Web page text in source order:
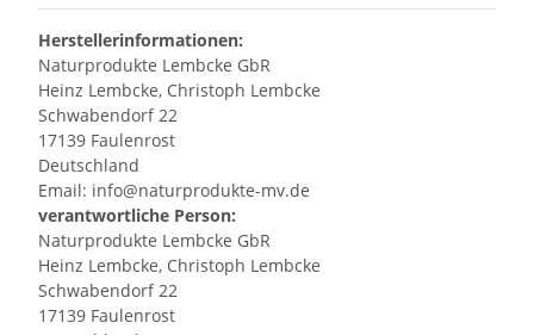
Herstellerinformationen:
Naturprodukte Lembcke GbR
Heinz Lembcke, Christoph Lembcke
Schwabendorf 22
17139 Faulenrost
Deutschland
Email: info@naturprodukte-mv.de
verantwortliche Person:
Naturprodukte Lembcke GbR
Heinz Lembcke, Christoph Lembcke
Schwabendorf 22
17139 Faulenrost